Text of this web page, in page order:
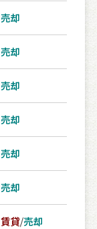
売却
売却
売却
売却
売却
売却
賃貸/売却